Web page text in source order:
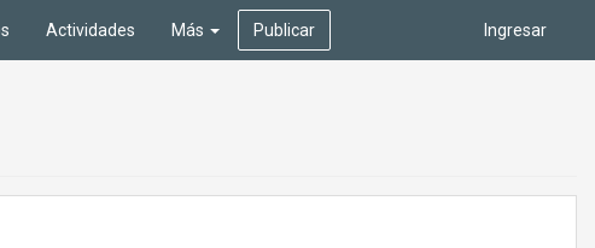
Ingresar
Actividades Más Publicar